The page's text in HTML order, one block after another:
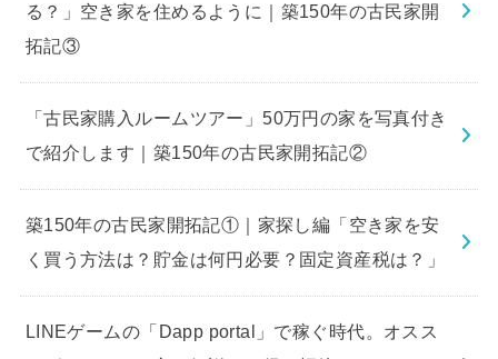
る？」空き家を住めるように｜築150年の古民家開
拓記③
「古民家購入ルームツアー」50万円の家を写真付き
で紹介します｜築150年の古民家開拓記②
築150年の古民家開拓記①｜家探し編「空き家を安
く買う方法は？貯金は何円必要？固定資産税は？」
LINEゲームの「Dapp portal」で稼ぐ時代。オスス